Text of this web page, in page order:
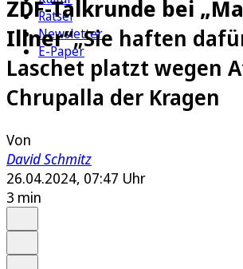
Rätsel
Newsletter
E-Paper
ZDF-Talkrunde bei
Illner“„Sie haften
Laschet platzt wegen
Chrupalla der Kragen
Von
David Schmitz
26.04.2024, 07:47 Uhr
3 min